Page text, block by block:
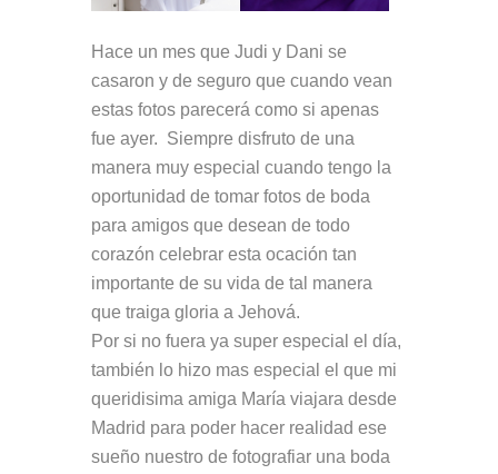
Hace un mes que Judi y Dani se
casaron y de seguro que cuando vean
estas fotos parecerá como si apenas
fue ayer. Siempre disfruto de una
manera muy especial cuando tengo la
oportunidad de tomar fotos de boda
para amigos que desean de todo
corazón celebrar esta ocación tan
importante de su vida de tal manera
que traiga gloria a Jehová.
Por si no fuera ya super especial el día,
también lo hizo mas especial el que mi
queridisima amiga María viajara desde
Madrid para poder hacer realidad ese
sueño nuestro de fotografiar una boda